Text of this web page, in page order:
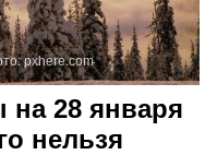
pxhere.com
28 января
нельзя